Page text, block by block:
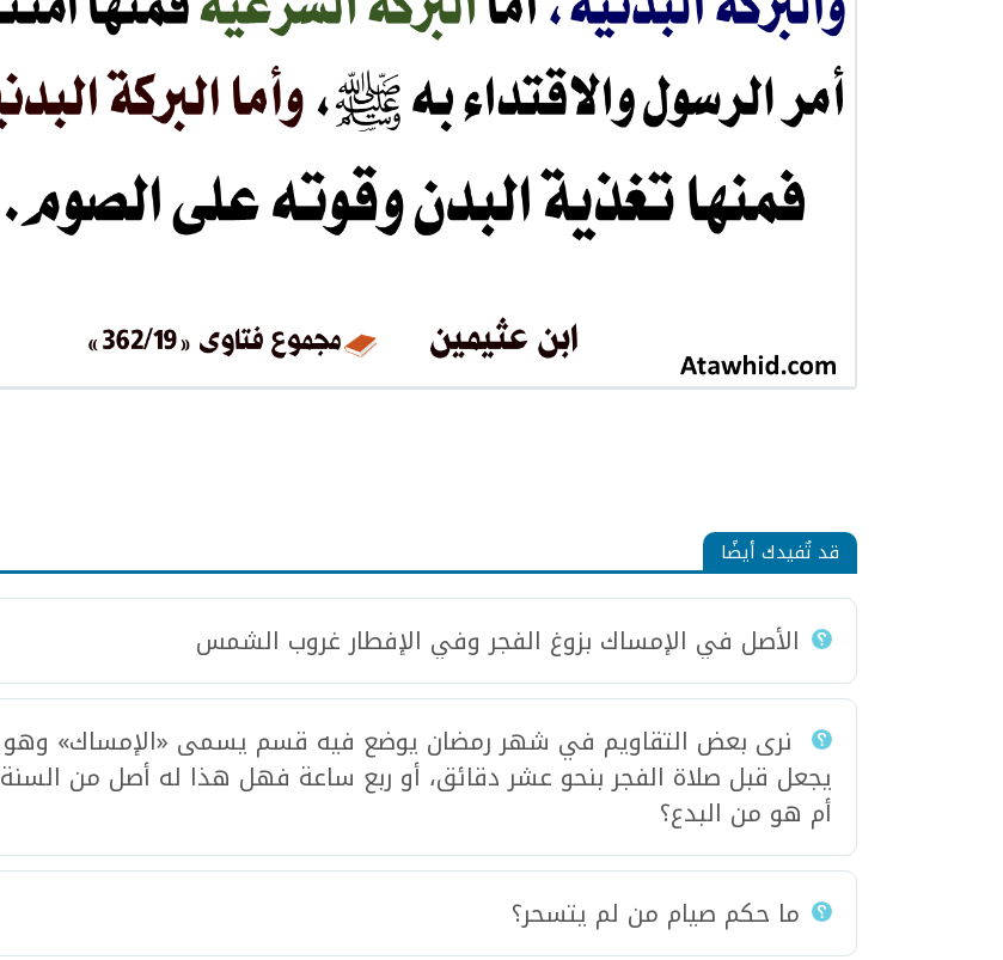
قد تٌفيدك أيضًا
الأصل في الإمساك بزوغ الفجر وفي الإفطار غروب الشمس
نرى بعض التقاويم في شهر رمضان يوضع فيه قسم يسمى «الإمساك» وهو
يجعل قبل صلاة الفجر بنحو عشر دقائق، أو ربع ساعة فهل هذا له أصل من السنة
أم هو من البدع؟
ما حكم صيام من لم يتسحر؟